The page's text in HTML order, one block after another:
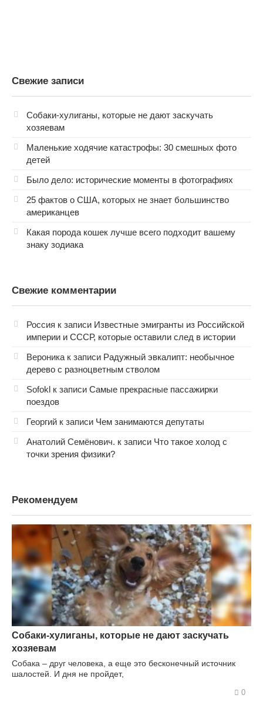
Свежие записи
Собаки-хулиганы, которые не дают заскучать
хозяевам
Маленькие ходячие катастрофы: 30 смешных фото
детей
Было дело: исторические моменты в фотографиях
25 фактов о США, которых не знает большинство
американцев
Какая порода кошек лучше всего подходит вашему
знаку зодиака
Свежие комментарии
Россия к записи Известные эмигранты из Российской
империи и СССР, которые оставили след в истории
Вероника к записи Радужный эвкалипт: необычное
дерево с разноцветным стволом
Sofokl к записи Самые прекрасные пассажирки
поездов
Георгий к записи Чем занимаются депутаты
Анатолий Семёнович. к записи Что такое холод с
точки зрения физики?
Рекомендуем
Собаки-хулиганы, которые не дают заскучать
хозяевам
Собака – друг человека, а еще это бесконечный источник
шалостей. И дня не пройдет,
0